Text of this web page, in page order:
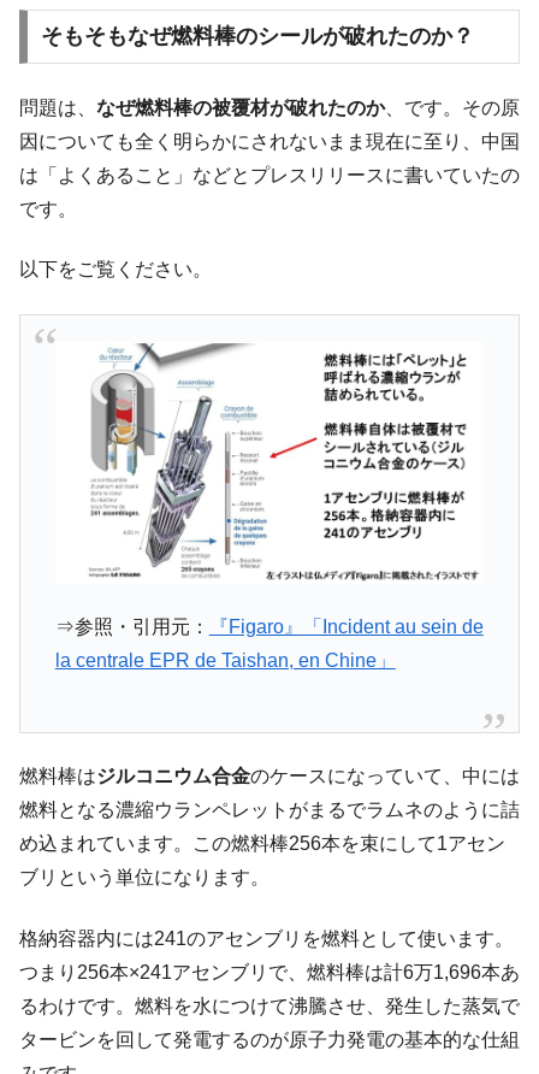
そもそもなぜ燃料棒のシールが破れたのか？
問題は、 なぜ燃料棒の被覆材が破れたのか、です。その原
因についても全く明らかにされないまま現在に至り、中国
は「よくあること」などとプレスリリースに書いていたの
です。
以下をご覧ください。
⇒参照・引用元：
『Figaro』「Incident au sein de
la centrale EPR de Taishan, en Chine」
燃料棒はジルコニウム合金のケースになっていて、中には
燃料となる濃縮ウランペレットがまるでラムネのように詰
め込まれています。この燃料棒256本を束にして1アセン
ブリという単位になります。
格納容器内には241のアセンブリを燃料として使います。
つまり256本×241アセンブリで、燃料棒は計6万1,696本あ
るわけです。燃料を水につけて沸騰させ、発生した蒸気で
タービンを回して発電するのが原子力発電の基本的な仕組